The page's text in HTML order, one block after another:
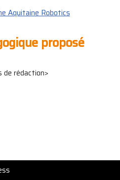
Aquitaine Robotics
proposé
de rédaction>